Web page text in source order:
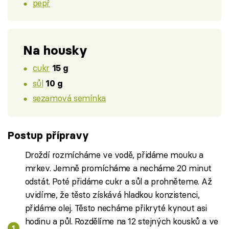
pepř
Na housky
cukr 15 g
sůl 10 g
sezamová semínka
Postup přípravy
Droždí rozmícháme ve vodě, přidáme mouku a
mrkev. Jemně promícháme a necháme 20 minut
odstát. Poté přidáme cukr a sůl a prohněteme. Až
uvidíme, že těsto získává hladkou konzistenci,
přidáme olej. Těsto necháme přikryté kynout asi
hodinu a půl. Rozdělíme na 12 stejných kousků a ve